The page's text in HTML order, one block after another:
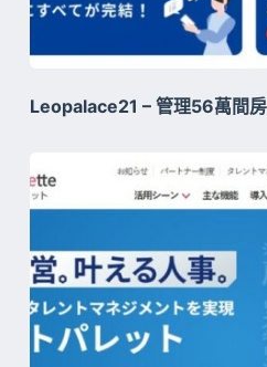
Leopalace21 – 管理56萬間